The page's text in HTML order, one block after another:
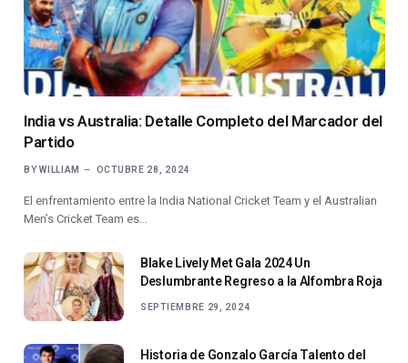
India vs Australia: Detalle Completo del Marcador del
Partido
BY WILLIAM OCTUBRE 28, 2024
El enfrentamiento entre la India National Cricket Team y el Australian
Men’s Cricket Team es…
Blake Lively Met Gala 2024 Un
Deslumbrante Regreso a la Alfombra Roja
SEPTIEMBRE 29, 2024
Historia de Gonzalo García Talento del